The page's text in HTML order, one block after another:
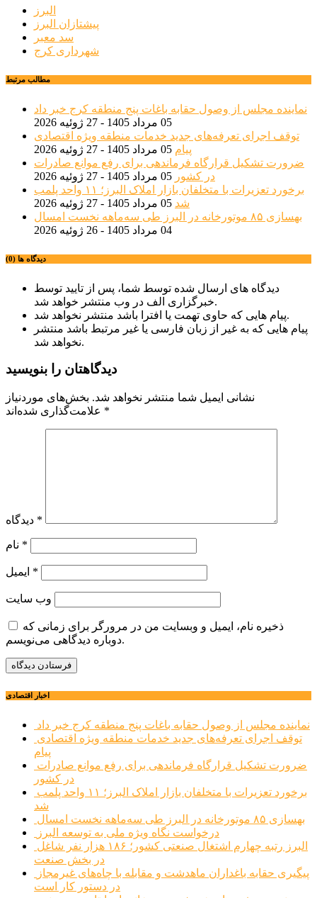
البرز
پیشتازان البرز
سد معبر
شهرداری کرج
مطالب مرتبط
نماینده مجلس از وصول حقابه باغات پنج منطقه کرج خبر داد
05 مرداد 1405 - 27 ژوئیه 2026
توقف اجرای تعرفه‌های جدید خدمات منطقه ویژه اقتصادی
پیام 05 مرداد 1405 - 27 ژوئیه 2026
ضرورت تشکیل قرارگاه فرماندهی برای رفع موانع صادرات
در کشور 05 مرداد 1405 - 27 ژوئیه 2026
برخورد تعزیرات با متخلفان بازار املاک البرز؛ ۱۱ واحد پلمب
شد 05 مرداد 1405 - 27 ژوئیه 2026
بهسازی ۸۵ موتورخانه در البرز طی سه‌ماهه نخست امسال
04 مرداد 1405 - 26 ژوئیه 2026
دیدگاه ها (0)
دیدگاه های ارسال شده توسط شما، پس از تایید توسط
خبرگزاری الف در وب منتشر خواهد شد.
پیام هایی که حاوی تهمت یا افترا باشد منتشر نخواهد شد.
پیام هایی که به غیر از زبان فارسی یا غیر مرتبط باشد منتشر
نخواهد شد.
دیدگاهتان را بنویسید
نشانی ایمیل شما منتشر نخواهد شد. بخش‌های موردنیاز
*
*
*
*
وب‌ سایت
ذخیره نام، ایمیل و وبسایت من در مرورگر برای زمانی که
دوباره دیدگاهی می‌نویسم.
اخبار اقتصادی
نماینده مجلس از وصول حقابه باغات پنج منطقه کرج خبر داد
پیام
در کشور
شد
بهسازی ۸۵ موتورخانه در البرز طی سه‌ماهه نخست امسال
درخواست نگاه ویژه ملی به توسعه البرز
در بخش صنعت
در دستور کار است